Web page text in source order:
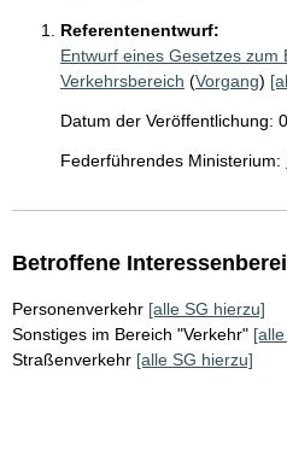
Referentenentwurf:
Entwurf eines Gesetzes zum
Verkehrsbereich (Vorgang)
Datum der Veröffentlichung:
Federführendes Ministerium:
Betroffene
Personenverkehr [alle SG hierzu]
Sonstiges im Bereich "Verkehr"
Straßenverkehr [alle SG hierzu]